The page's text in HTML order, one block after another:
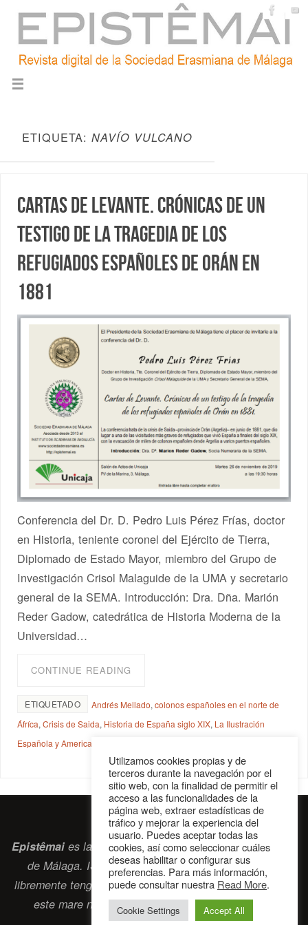
ETIQUETA: NAVÍO VULCANO
Cartas de Levante. Crónicas de un
testigo de la tragedia de los
refugiados españoles de Orán en
1881
Conferencia del Dr. D. Pedro Luis Pérez Frías, doctor
en Historia, teniente coronel del Ejército de Tierra,
Diplomado de Estado Mayor, miembro del Grupo de
Investigación Crisol Malaguide de la UMA y secretario
general de la SEMA. Introducción: Dra. Dña. Marión
Reder Gadow, catedrática de Historia Moderna de la
Universidad…
CONTINUE READING
ETIQUETADO Andrés Mellado,colonos españoles en el norte de
Áfríca,Crisis de Saida, Historia de España siglo XIX, La Ilustración
Española y Americana
Epistêmaies la revista digital de la Sociedad Erasmiana
de Málaga. ISSN 2697-2468. Bienvenidos cuantos
libremente tengan algo que intercambiar navegando por
este mare nostrumque es el océano erasmiano.
Utilizamos cookies propias y de
terceros durante la navegación por el
sitio web, con la finalidad de permitir el
acceso a las funcionalidades de la
página web, extraer estadísticas de
tráfico y mejorar la experiencia del
usuario. Puedes aceptar todas las
cookies, así como seleccionar cuáles
deseas habilitar o configurar sus
preferencias. Para más información,
puede consultar nuestra Read More.
Cookie Settings Accept All